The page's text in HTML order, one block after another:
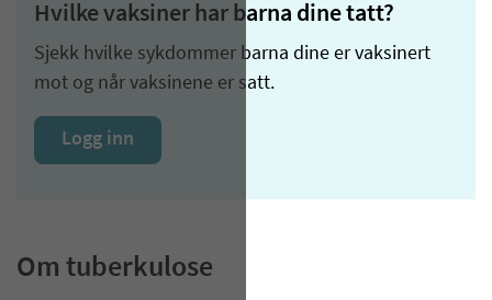
Hvilke vaksiner har barna dine tatt?
Sjekk hvilke sykdommer barna dine er vaksinert
mot og når vaksinene er satt.
Logg inn
Om tuberkulose